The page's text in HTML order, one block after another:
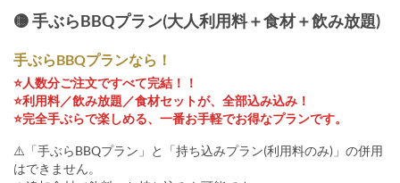
🟡 手ぶらBBQプラン(大人利用料＋食材＋飲み放題)
手ぶらBBQプランなら！
⭐️人数分ご注文ですべて完結！！
⭐️利用料／飲み放題／食材セットが、全部込み込み！
⭐️完全手ぶらで楽しめる、一番お手軽でお得なプランです。
⚠️「手ぶらBBQプラン」と「持ち込みプラン(利用料のみ)」の併用
はできません。